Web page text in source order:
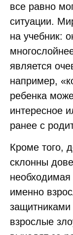
все равно
ситуации.
на учебник:
является
например,
ребенка
интересное
ранее с
Кроме того,
склонны
необходимая
именно
защитниками
взрослые